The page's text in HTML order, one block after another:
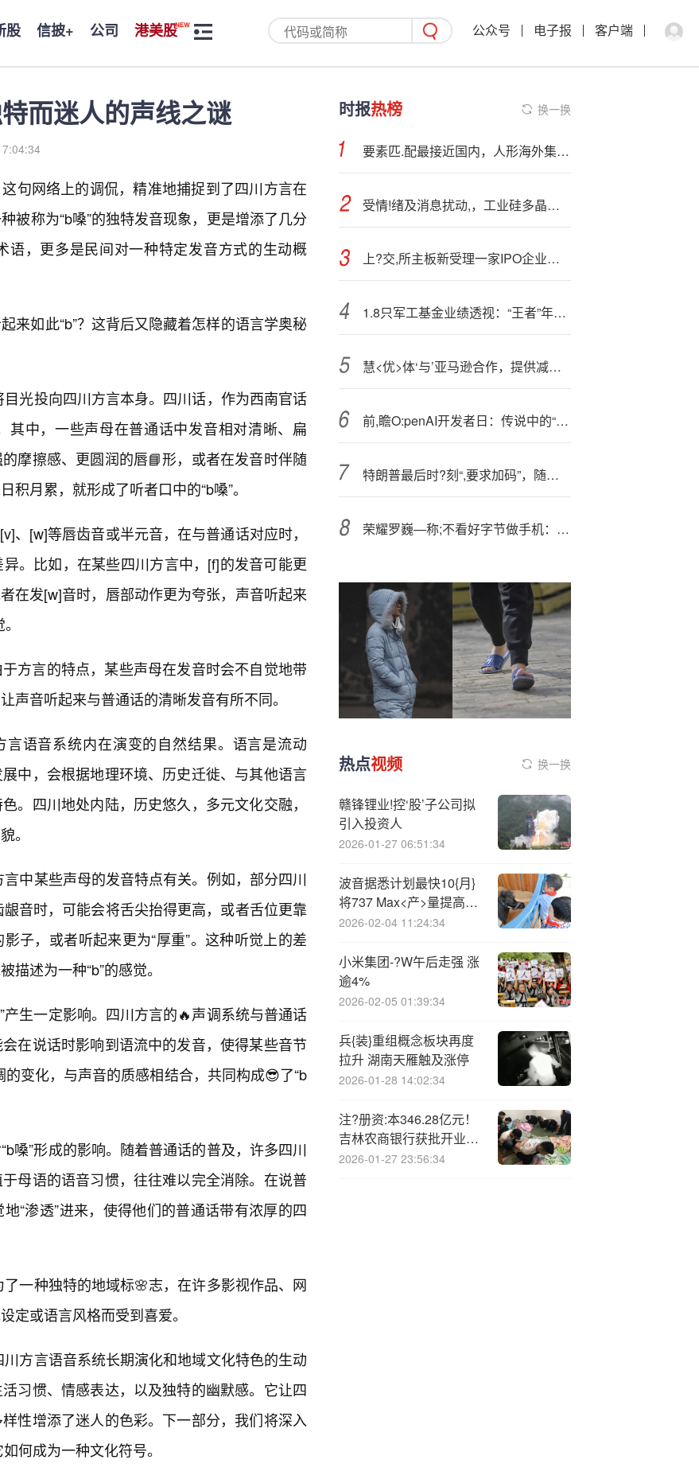
股 信披+ 公司 港美股 公众号 电子报 客户端
而迷人的声线之谜
句网络上的调侃，精准地捕捉到了四川方言在
被称为“b嗓”的独特发音现象，更是增添了几分
语，更多是民间对一种特定发音方式的生动概
来如此“b”？这背后又隐藏着怎样的语言学奥秘
目光投向四川方言本身。四川话，作为西南官话
其中，一些声母在普通话中发音相对清晰、扁
摩擦感、更圆润的唇📘形，或者在发音时伴随
月累，就形成了听者口中的“b嗓”。
、[w]等唇齿音或半元音，在与普通话对应时，
。比如，在某些四川方言中，[f]的发音可能更
在发[w]音时，唇部动作更为夸张，声音听起来
方言的特点，某些声母在发音时会不自觉地带
声音听起来与普通话的清晰发音有所不同。
言语音系统内在演变的自然结果。语言是流动
中，会根据地理环境、历史迁徙、与其他语言
。四川地处内陆，历史悠久，多元文化交融，
。
中某些声母的发音特点有关。例如，部分四川
音时，可能会将舌尖抬得更高，或者舌位更靠
子，或者听起来更为“厚重”。这种听觉上的差
述为一种“b”的感觉。
生一定影响。四川方言的🔥声调系统与普通话
在说话时影响到语流中的发音，使得某些音节
的变化，与声音的质感相结合，共同构成😎了“b
嗓”形成的影响。随着普通话的普及，许多四川
母语的语音习惯，往往难以完全消除。在说普
“渗透”进来，使得他们的普通话带有浓厚的四
一种独特的地域标🌸志，在许多影视作品、网
定或语言风格而受到喜爱。
方言语音系统长期演化和地域文化特色的生动
习惯、情感表达，以及独特的幽默感。它让四
性增添了迷人的色彩。下一部分，我们将深入
何成为一种文化符号。
时报热榜 换一换
要素匹.配最接近国内，人形海外集群重镇——泰国专题
受情!绪及消息扰动,，工业硅多晶硅盘面大幅上涨
上?交,所主板新受理一家IPO企业，下半年第四家！“巨无霸”募资90亿，净利润25亿，做风力及太阳能发电业务！
1.8只军工基金业绩透视：“王者”年内飙涨36.7% 首尾业绩差高达27% 如何掘金？（附名单）
慧<优>体‘与’亚马逊合作，提供减重药物配送服务
前,瞻O:penAI开发者日：传说中的“消费级AI产品”是什么？
特朗普最后时?刻“,要求加码”，随后怒加39%关税，瑞士惊呆了
荣耀罗巍—称;不看好字节做手机：预计如果坚持三世而亡，否则一代死
热点视频 换一换
赣锋锂业!控‘股’子公司拟
引入投资人
2026-01-27 06:51:34
波音据悉计划最快10{月}
将737 Max<产>量提高至
每月42架 波音拒绝置评
2026-02-04 11:24:34
小米集团-?W午后走强 涨
逾4%
2026-02-05 01:39:34
兵{装}重组概念板块再度
拉升 湖南天雁触及涨停
2026-01-28 14:02:34
注?册资:本346.28亿元！
吉林农商银行获批开业，
董事长、行长公布
2026-01-27 23:56:34